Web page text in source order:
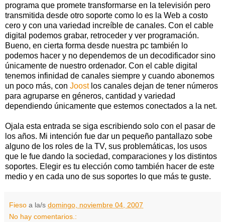
programa que promete transformarse en la televisión pero
transmitida desde otro soporte como lo es la Web a costo
cero y con una variedad increíble de canales. Con el cable
digital podemos grabar, retroceder y ver programación.
Bueno, en cierta forma desde nuestra pc también lo
podemos hacer y no dependemos de un decodificador sino
únicamente de nuestro ordenador. Con el cable digital
tenemos infinidad de canales siempre y cuando abonemos
un poco más, con Joostlos canales dejan de tener números
para agruparse en géneros, cantidad y variedad
dependiendo únicamente que estemos conectados a la net.
Ojala esta entrada se siga escribiendo solo con el pasar de
los años. Mi intención fue dar un pequeño pantallazo sobe
alguno de los roles de la TV, sus problemáticas, los usos
que le fue dando la sociedad, comparaciones y los distintos
soportes. Elegir es tu elección como también hacer de este
medio y en cada uno de sus soportes lo que más te guste.
Fieso a la/s domingo, noviembre 04, 2007
No hay comentarios.: